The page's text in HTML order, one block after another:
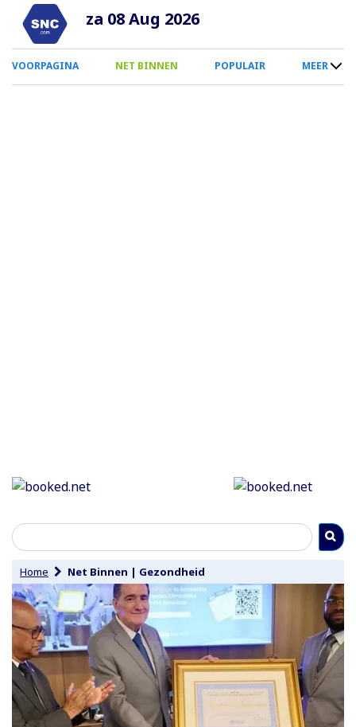
Overslaan
naar
inhoud
za 08 Aug 2026
0
Smartphone
VOORPAGINA NET BINNEN POPULAIR MEER
Home Net Binnen | Gezondheid